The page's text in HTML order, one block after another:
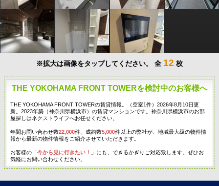
※拡大は画像をタップしてください。 全 12 枚
THE YOKOHAMA FRONT TOWERを検討中のお客様へ
THE YOKOHAMA FRONT TOWERの賃貸情報。（空室1件）2026年8月10日更
新。2023年築（神奈川県横浜市）の賃貸マンションです。神奈川県横浜市のお部
屋探しはネクストライフへお任せください。
年間お問い合わせ数22,000件、成約数5,000件以上の弊社が、地域最大級の物件情
報から最新の物件情報をご紹介させていただきます。
お客様の「今から見に行きたい！
」にも、できるかぎりご対応致します。ぜひお
気軽にお問い合わせください。